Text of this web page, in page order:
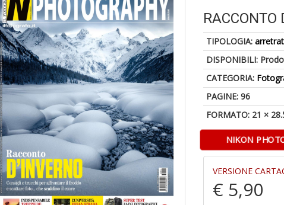
RACCONTO
TIPOLOGIA:
DISPONIBILI:
CATEGORIA:
PAGINE: 96
FORMATO: 21 ×
NIKON
VERSIONE
€ 5,90